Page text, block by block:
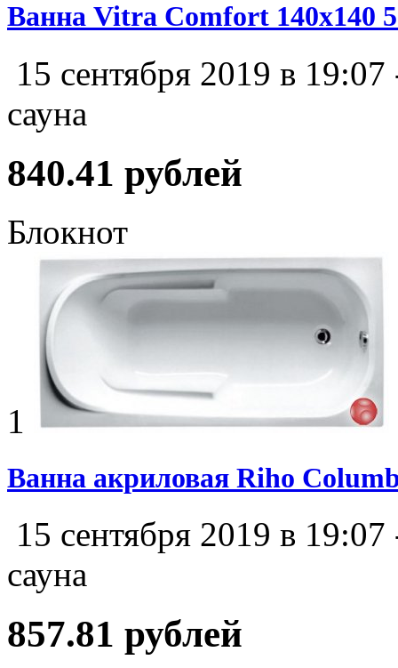
Ванна Vitra Comfort 140x140
15 сентября 2019 в
сауна
840.41 рублей
Блокнот
1
Ванна акриловая Riho
15 сентября 2019 в
сауна
857.81 рублей